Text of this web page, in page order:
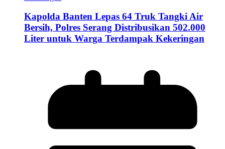
Kapolda Banten Lepas 64 Truk Tangki Air
Bersih, Polres Serang Distribusikan 502.000
Liter untuk Warga Terdampak Kekeringan